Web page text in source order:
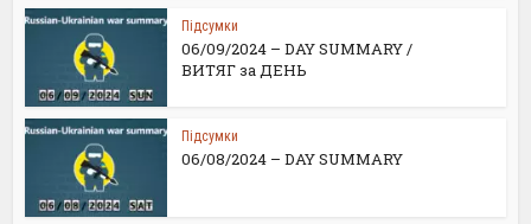
Підсумки
06/09/2024 – DAY SUMMARY /
ВИТЯГ за ДЕНЬ
Підсумки
06/08/2024 – DAY SUMMARY